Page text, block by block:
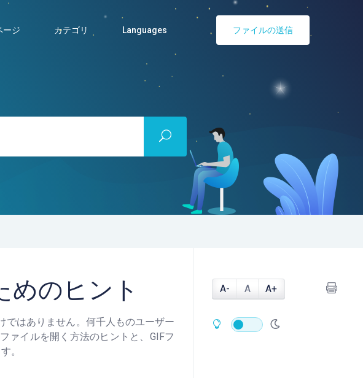
ージ カテゴリ Languages ファイルの送信
めのヒント
ではありません。何千人ものユーザー
ァイルを開く方法のヒントと、GIFフ
。
A- A A+